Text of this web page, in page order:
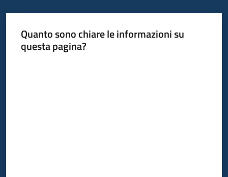
Quanto sono chiare le informazioni su
questa pagina?